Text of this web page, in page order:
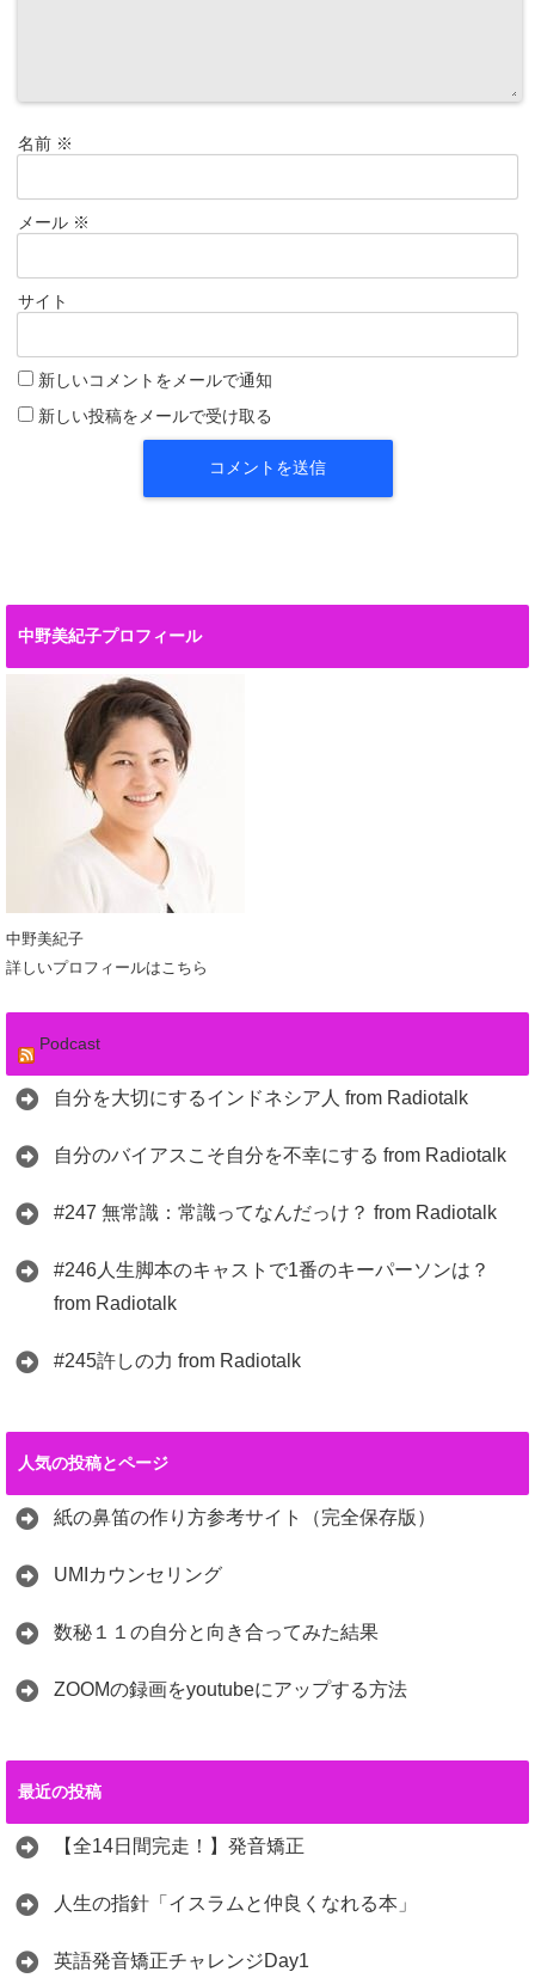
名前 ※
メール ※
サイト
新しいコメントをメールで通知
新しい投稿をメールで受け取る
中野美紀子プロフィール
中野美紀子
詳しいプロフィールはこちら
Podcast
自分を大切にするインドネシア人 from Radiotalk
自分のバイアスこそ自分を不幸にする from Radiotalk
#247 無常識：常識ってなんだっけ？ from Radiotalk
#246人生脚本のキャストで1番のキーパーソンは？
from Radiotalk
#245許しの力 from Radiotalk
人気の投稿とページ
紙の鼻笛の作り方参考サイト（完全保存版）
UMIカウンセリング
数秘１１の自分と向き合ってみた結果
ZOOMの録画をyoutubeにアップする方法
最近の投稿
【全14日間完走！】発音矯正
人生の指針「イスラムと仲良くなれる本」
英語発音矯正チャレンジDay1